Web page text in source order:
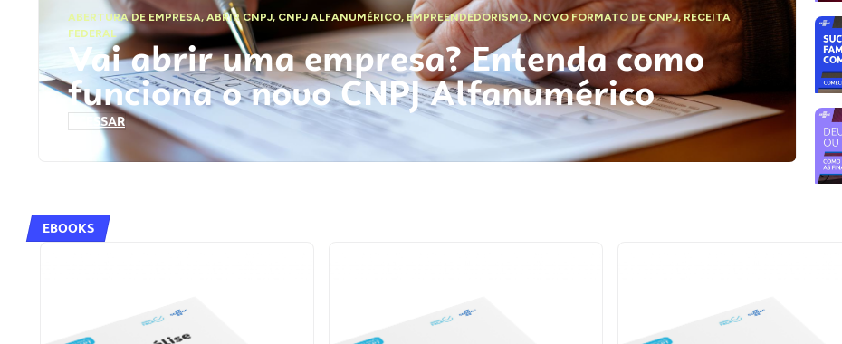
ABERTURA DE EMPRESA,ABRIR CNPJ, CNPJ ALFANUMÉRICO, EMPREENDEDORISMO,NOVO FORMATO DE CNPJ,RECEITA
FEDERAL
Vai abrir uma empresa? Entenda como
funciona o novo CNPJ Alfanumérico
ACESSAR
EBOOKS